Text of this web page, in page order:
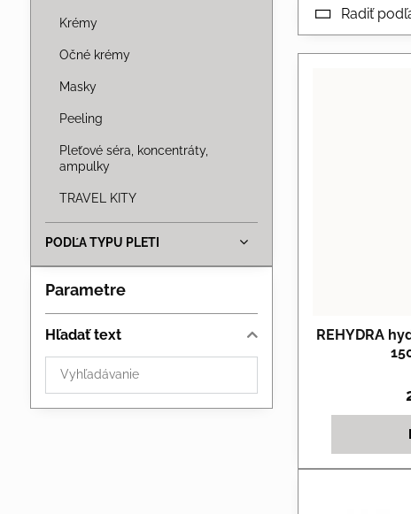
Radiť
REHYDRA
Parametre
Hľadať text
Prehľadať
výsledky
filtra
Krémy
Očné krémy
Masky
Peeling
Pleťové séra, koncentráty,
ampulky
TRAVEL KITY
PODĽA TYPU PLETI